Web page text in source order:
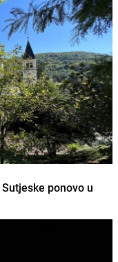
ponovo u